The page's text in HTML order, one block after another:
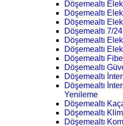
Döşemealtı
Döşemealtı
Döşemealtı
Döşemealtı 7/
Döşemealtı
Döşemealtı
Döşemealtı
Döşemealtı
Döşemealtı
Döşemealtı
Yenileme
Döşemealtı
Döşemealtı
Döşemealtı